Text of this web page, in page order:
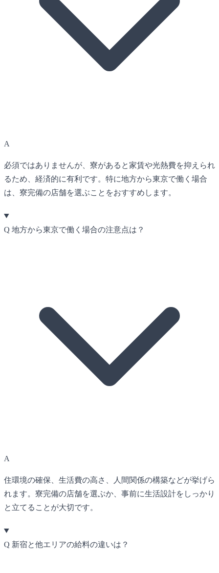
A
必須ではありませんが、寮があると家賃や光熱費を抑えられ
るため、経済的に有利です。特に地方から東京で働く場合
は、寮完備の店舗を選ぶことをおすすめします。
Q 地方から東京で働く場合の注意点は？
A
住環境の確保、生活費の高さ、人間関係の構築などが挙げら
れます。寮完備の店舗を選ぶか、事前に生活設計をしっかり
と立てることが大切です。
Q 新宿と他エリアの給料の違いは？